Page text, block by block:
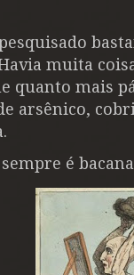
muita
quanto mais
arsênico,
é